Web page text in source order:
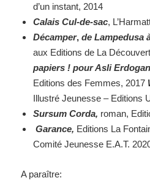
d’un instant, 2014
Calais Cul-de-sac,
Décamper,de Lampedusa
aux Editions de La
papiers ! pour Asli Erdogan
Editions des Femmes, 2017
Illustré Jeunesse – Editions
Sursum Corda, roman,
Garance, Editions La
Comité Jeunesse E.A.T.
A paraître: